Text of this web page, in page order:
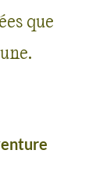
que
à
vrai